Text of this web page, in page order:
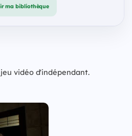
ma bibliothèque
vidéo d'indépendant.